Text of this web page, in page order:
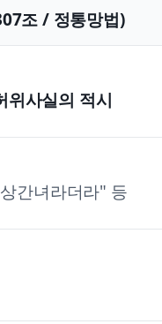
조 / 정통망법)
위사실의 적시
간녀라더라" 등